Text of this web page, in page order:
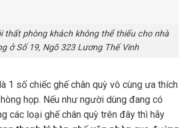
thất phòng khách không thể thiếu cho nhà
ở Số 19, Ngõ 323 Lương Thế Vinh
1 số chiếc ghế chân quỳ vô cùng ưa thích
họp. Nếu như người dùng đang có
các loại ghế chân quỳ trên đây thì hãy